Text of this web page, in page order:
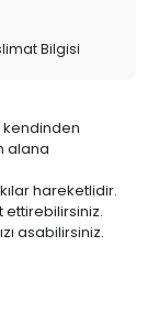
Bilgisi
alana
hareketlidir.
ettirebilirsiniz.​​​​​​
asabilirsiniz.